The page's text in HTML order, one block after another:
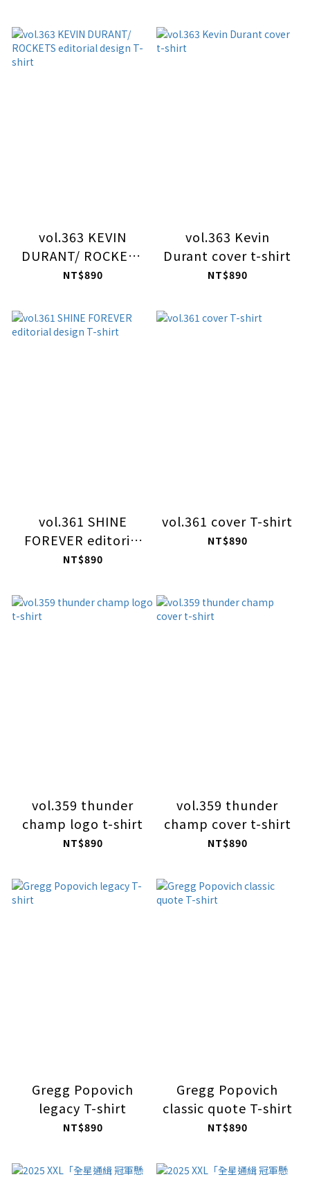
shirt
vol.363 KEVIN
DURANT/ ROCKETS
editorial design T-
NT$890
vol.363 Kevin
Durant cover t-shirt
NT$890
vol.361 SHINE
FOREVER editorial
design T-shirt
NT$890
vol.361 cover T-shirt
NT$890
vol.359 thunder
champ logo t-shirt
NT$890
vol.359 thunder
champ cover t-shirt
NT$890
Gregg Popovich
legacy T-shirt
NT$890
Gregg Popovich
classic quote T-shirt
NT$890